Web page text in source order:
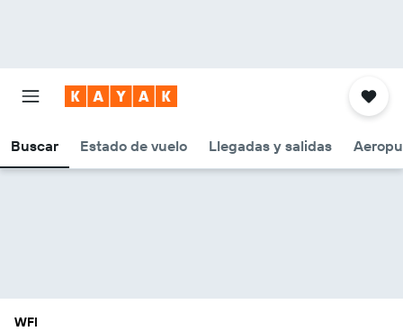
Buscar Estado de vuelo Llegadas y salidas
WFI